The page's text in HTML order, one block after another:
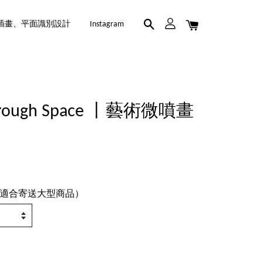
畫、平面識別設計 Instagram
Space 丨藝術微噴畫
合寄送大型商品）